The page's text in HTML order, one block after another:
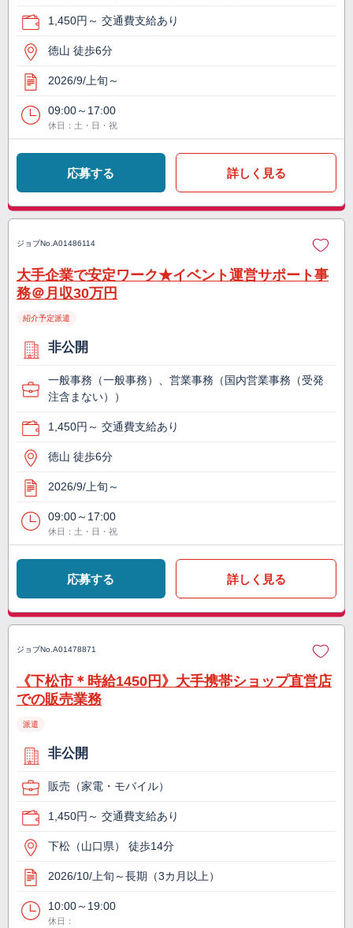
1,450円～ 交通費支給あり
徳山 徒歩6分
2026/9/上旬～
09:00～17:00
休日：土・日・祝
応募する 詳しく見る
ジョブNo. A01486114
大手企業で安定ワーク★イベント運営サポート事
務＠月収30万円
紹介予定派遣
非公開
一般事務（一般事務）、営業事務（国内営業事務（受発
注含まない））
1,450円～ 交通費支給あり
徳山 徒歩6分
2026/9/上旬～
09:00～17:00
休日：土・日・祝
応募する 詳しく見る
ジョブNo. A01478871
《下松市＊時給1450円》大手携帯ショップ直営店
での販売業務
派遣
非公開
販売（家電・モバイル）
1,450円～ 交通費支給あり
下松（山口県） 徒歩14分
2026/10/上旬～長期（3カ月以上）
10:00～19:00
休日：